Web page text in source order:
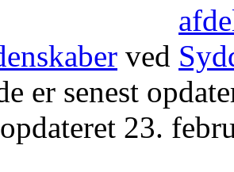
ved
er senest
23.